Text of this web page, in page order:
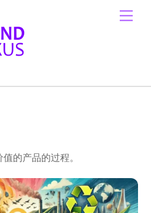
的产品的过程。